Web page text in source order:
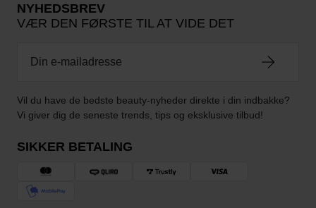
NYHEDSBREV
VÆR DEN FØRSTE TIL AT VIDE DET
Vil du have de bedste beauty-nyheder direkte i din indbakke?
Vi giver dig de seneste trends, tips og eksklusive tilbud!
SIKKER BETALING